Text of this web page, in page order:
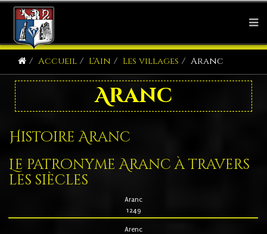
Accueil L'Ain Les villages Aranc
Aranc
Histoire Aranc
Le patronyme Aranc à travers
les siècles
Aranc
1249
Arenc